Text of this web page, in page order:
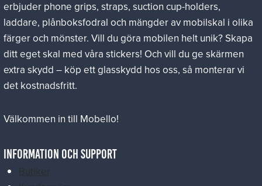
erbjuder phone grips, straps, suction cup-holders,
laddare, plånboksfodral och mängder av mobilskal i olika
färger och mönster. Vill du göra mobilen helt unik? Skapa
ditt eget skal med våra stickers! Och vill du ge skärmen
extra skydd – köp ett glasskydd hos oss, så monterar vi
det kostnadsfritt.
Välkommen in till Mobello!
Information och Support
Butiker